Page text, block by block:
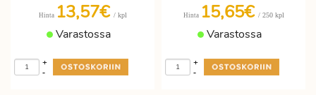
Hinta 13,57€ / kpl
Varastossa
-
+
Hinta 15,65€ / 250 kpl
Varastossa
-
+